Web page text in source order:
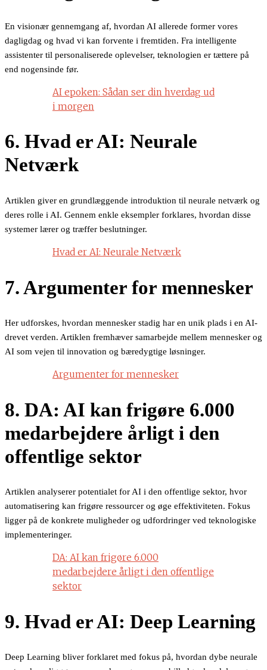
En visionær gennemgang af, hvordan AI allerede former vores
dagligdag og hvad vi kan forvente i fremtiden. Fra intelligente
assistenter til personaliserede oplevelser, teknologien er tættere på
end nogensinde før.
AI epoken: Sådan ser din hverdag ud
i morgen
6. Hvad er AI: Neurale
Netværk
Artiklen giver en grundlæggende introduktion til neurale netværk og
deres rolle i AI. Gennem enkle eksempler forklares, hvordan disse
systemer lærer og træffer beslutninger.
Hvad er AI: Neurale Netværk
7. Argumenter for mennesker
Her udforskes, hvordan mennesker stadig har en unik plads i en AI-
drevet verden. Artiklen fremhæver samarbejde mellem mennesker og
AI som vejen til innovation og bæredygtige løsninger.
Argumenter for mennesker
8. DA: AI kan frigøre 6.000
medarbejdere årligt i den
offentlige sektor
Artiklen analyserer potentialet for AI i den offentlige sektor, hvor
automatisering kan frigøre ressourcer og øge effektiviteten. Fokus
ligger på de konkrete muligheder og udfordringer ved teknologiske
implementeringer.
DA: AI kan frigøre 6.000
medarbejdere årligt i den offentlige
sektor
9. Hvad er AI: Deep Learning
Deep Learning bliver forklaret med fokus på, hvordan dybe neurale